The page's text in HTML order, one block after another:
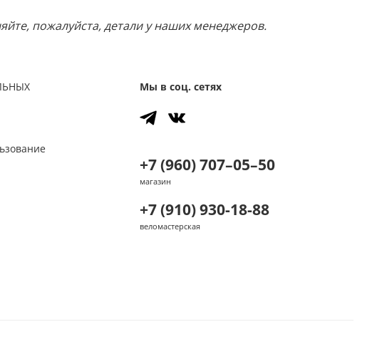
пожалуйста, детали у наших менеджеров.
Мы в соц. сетях
+7 (960) 707–05–50
магазин
+7 (910) 930-18-88
веломастерская